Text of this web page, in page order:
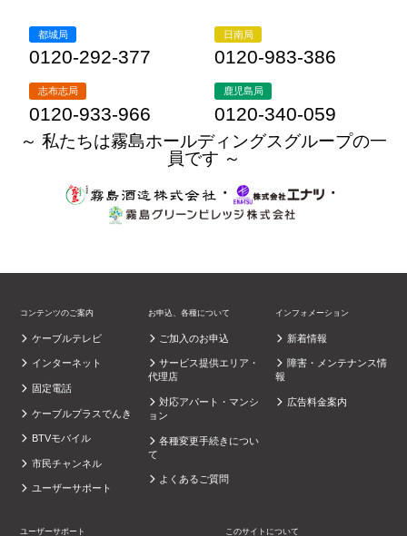
都城局
0120-292-377
日南局
0120-983-386
志布志局
0120-933-966
鹿児島局
0120-340-059
～ 私たちは霧島ホールディングスグループの一
員です ～
・
・
コンテンツのご案内
ケーブルテレビ
インターネット
固定電話
ケーブルプラスでんき
BTVモバイル
市民チャンネル
ユーザーサポート
お申込、各種について
ご加入のお申込
サービス提供エリア・
代理店
対応アパート・マンシ
ョン
各種変更手続きについ
て
よくあるご質問
インフォメーション
新着情報
障害・メンテナンス情
報
広告料金案内
ユーザーサポート このサイトについて